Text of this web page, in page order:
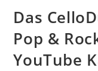
Das
Pop &
YouTube